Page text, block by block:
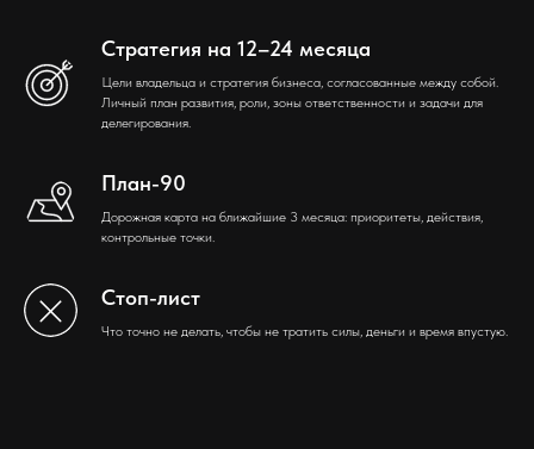
Стратегия на 12–24 месяца
Цели владельца и стратегия бизнеса, согласованные между собой.
Личный план развития, роли, зоны ответственности и задачи для
делегирования.
План-90
Дорожная карта на ближайшие 3 месяца: приоритеты, действия,
контрольные точки.
Стоп-лист
Что точно не делать, чтобы не тратить силы, деньги и время впустую.